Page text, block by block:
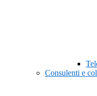
Consulenti e